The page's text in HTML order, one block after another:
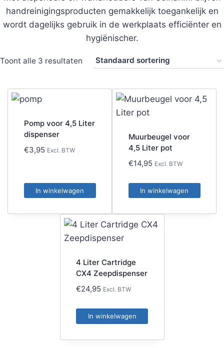
handreinigingsproducten gemakkelijk toegankelijk en
wordt dagelijks gebruik in de werkplaats efficiënter en
hygiënischer.
Toont alle 3 resultaten
Pomp voor 4,5 Liter
dispenser
€3,95 Excl. BTW
In winkelwagen
Muurbeugel voor
4,5 Liter pot
€14,95 Excl. BTW
In winkelwagen
4 Liter Cartridge
CX4 Zeepdispenser
€24,95 Excl. BTW
In winkelwagen